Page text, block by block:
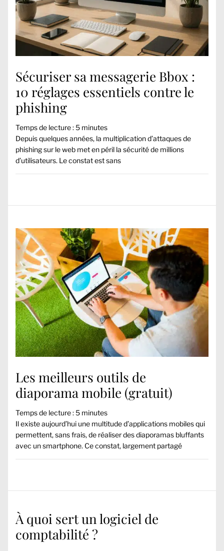
Sécuriser sa messagerie Bbox :
10 réglages essentiels contre le
phishing
Temps de lecture :5 minutes
Depuis quelques années, la multiplication d’attaques de
phishing sur le web met en péril la sécurité de millions
d’utilisateurs. Le constat est sans
Les meilleurs outils de
diaporama mobile (gratuit)
Temps de lecture :5 minutes
Il existe aujourd’hui une multitude d’applications mobiles qui
permettent, sans frais, de réaliser des diaporamas bluffants
avec un smartphone. Ce constat, largement partagé
À quoi sert un logiciel de
comptabilité ?